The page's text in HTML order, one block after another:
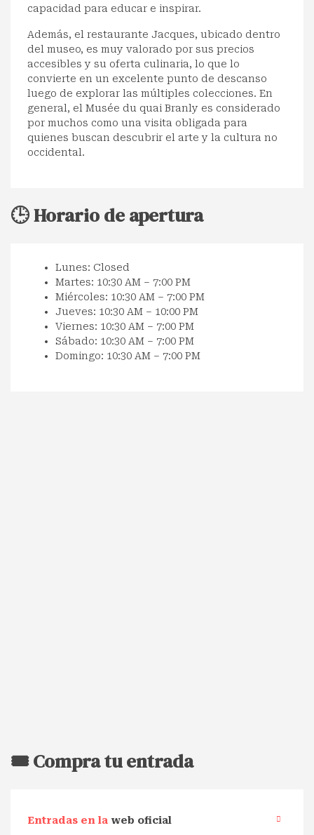
capacidad para educar e inspirar.
Además, el restaurante Jacques, ubicado dentro
del museo, es muy valorado por sus precios
accesibles y su oferta culinaria, lo que lo
convierte en un excelente punto de descanso
luego de explorar las múltiples colecciones. En
general, el Musée du quai Branly es considerado
por muchos como una visita obligada para
quienes buscan descubrir el arte y la cultura no
occidental.
🕒 Horario de apertura
Lunes: Closed
Martes: 10:30 AM – 7:00 PM
Miércoles: 10:30 AM – 7:00 PM
Jueves: 10:30 AM – 10:00 PM
Viernes: 10:30 AM – 7:00 PM
Sábado: 10:30 AM – 7:00 PM
Domingo: 10:30 AM – 7:00 PM
🎟️ Compra tu entrada
Entradas en la web oficial